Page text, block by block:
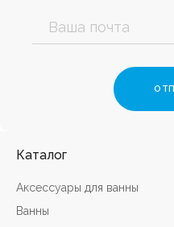
Каталог
Аксессуары для ванны
Ванны